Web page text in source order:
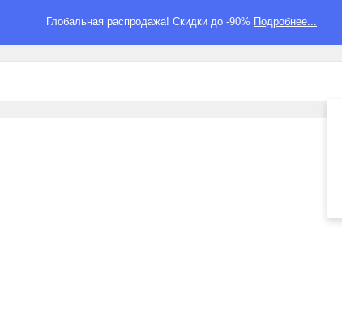
Глобальная распродажа! Скидки до -90% Подробнее...